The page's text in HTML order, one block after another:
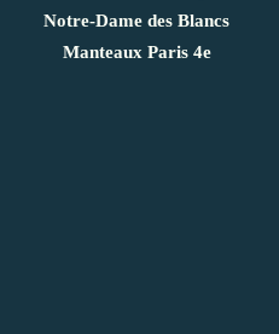
Notre-Dame des Blancs
Manteaux Paris 4e